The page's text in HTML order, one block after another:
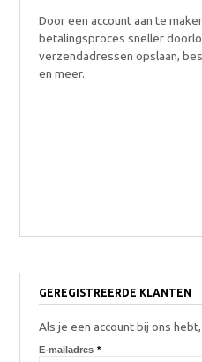
Door een account aan te
betalingsproces sneller
verzendadressen opslaan,
en meer.
GEREGISTREERDE KLANTEN
Als je een account bij ons
*
E-mailadres